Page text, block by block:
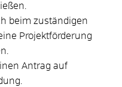
beim zuständigen
Projektförderung
Antrag auf